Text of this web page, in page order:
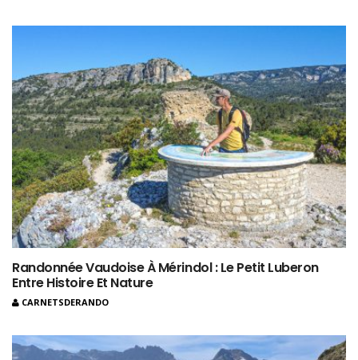
Randonnée Vaudoise À Mérindol : Le Petit Luberon
Entre Histoire Et Nature
CARNETSDERANDO